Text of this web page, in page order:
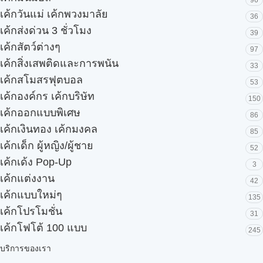
เค้กวันแม่ เค้กพวงมาลัย 36
เค้กส่งด่วน 3 ชั่วโมง 39
เค้กสัตว์ต่างๆ 97
เค้กสิ่งเสพติดและการพนัน 33
เค้กสโมสรฟุตบอล 53
เค้กองค์กร เค้กบริษัท 150
เค้กออกแบบพิเศษ 86
เค้กเงินทอง เค้กมงคล 85
เค้กเด็ก ผู้หญิง/ผู้ชาย 52
เค้กเด้ง Pop-Up 3
เค้กแต่งงาน 42
เค้กแบบใหม่ๆ 135
เค้กโปรโมชั่น 31
เค้กโฟโต้ 100 แบบ 245
บริการของเรา